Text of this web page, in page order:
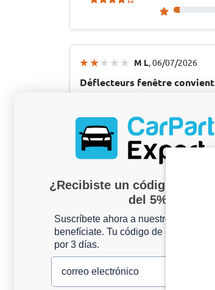
M L, 06/07/2026
Déflecteurs fenêtre convient
Système de montage limite:
correctement -> blocage de la
la remontée) pendant un
06/07/2026
Respuesta de CarParts-Expert
Bonjour, merci pour votre retour.
occasionnée. Nous prenons note
le système de montage afin
d'accrocher, n'hésitez pas à
¿Recibiste un código de
del 5%?
Suscríbete ahora a nuestro boletín y
benefíciate. Tu código de descuento
por 3 días.
correo electrónico